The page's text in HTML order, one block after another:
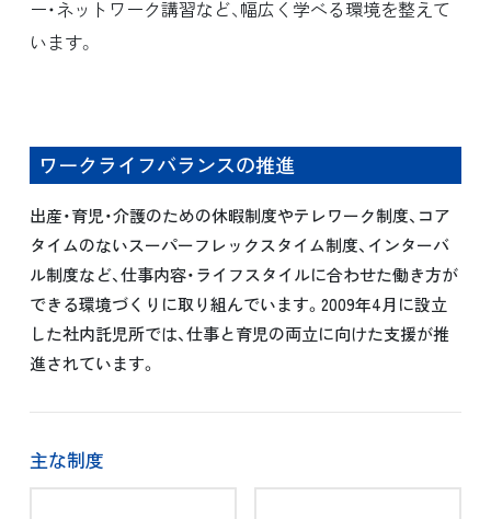
ー・ネットワーク講習など、幅広く学べる環境を整えて
います。
ワークライフバランスの推進
出産・育児・介護のための休暇制度やテレワーク制度、コア
タイムのないスーパーフレックスタイム制度、インターバ
ル制度など、仕事内容・ライフスタイルに合わせた働き方が
できる環境づくりに取り組んでいます。2009年4月に設立
した社内託児所では、仕事と育児の両立に向けた支援が推
進されています。
主な制度